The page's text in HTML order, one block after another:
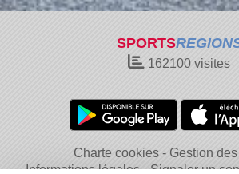
SPORTS
162100 visites
Charte cookies
Gestion
Informations légales
Signaler un